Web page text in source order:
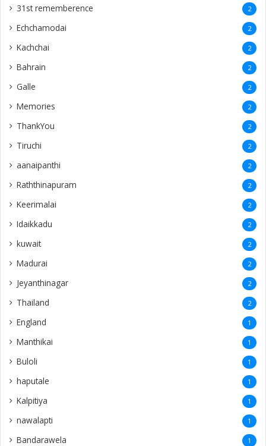
31st rememberence 2
Echchamodai 2
Kachchai 2
Bahrain 2
Galle 2
Memories 2
ThankYou 2
Tiruchi 2
aanaipanthi 2
Raththinapuram 2
Keerimalai 2
Idaikkadu 2
kuwait 2
Madurai 2
Jeyanthinagar 2
Thailand 2
England 1
Manthikai 1
Buloli 1
haputale 1
Kalpitiya 1
nawalapti 1
Bandarawela 1